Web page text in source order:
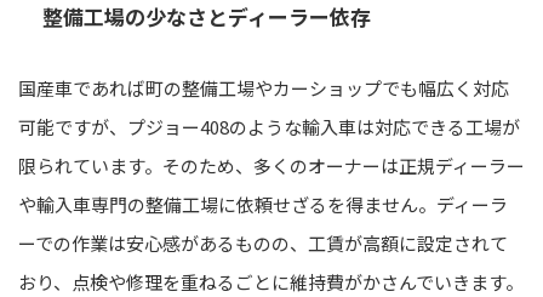
整備工場の少なさとディーラー依存
国産車であれば町の整備工場やカーショップでも幅広く対応
可能ですが、プジョー408のような輸入車は対応できる工場が
限られています。そのため、多くのオーナーは正規ディーラー
や輸入車専門の整備工場に依頼せざるを得ません。ディーラ
ーでの作業は安心感があるものの、工賃が高額に設定されて
おり、点検や修理を重ねるごとに維持費がかさんでいきます。